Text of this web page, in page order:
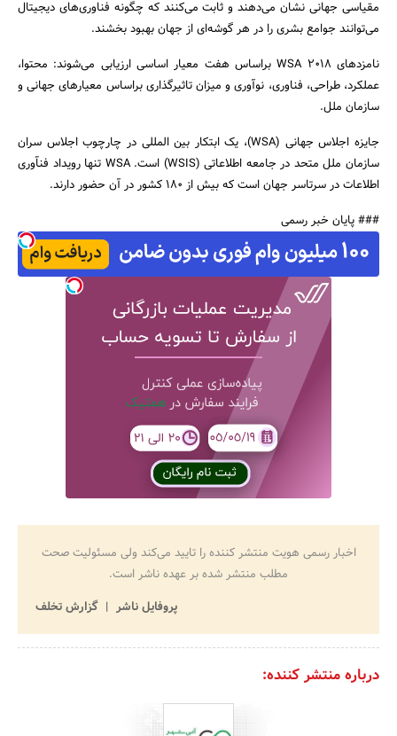
مقیاسی جهانی نشان می‌دهند و ثابت می‌کنند که چگونه فناوری‌های دیجیتال
می‌توانند جوامع بشری را در هر گوشه‌ای از جهان بهبود بخشند.
نامزدهای WSA 2018 براساس هفت معیار اساسی ارزیابی می‌شوند: محتوا،
عملکرد، طراحی، فناوری، نوآوری و میزان تاثیرگذاری براساس معیارهای جهانی و
سازمان ملل.
جایزه اجلاس جهانی (WSA)، یک ابتکار بین المللی در چارچوب اجلاس سران
سازمان ملل متحد در جامعه اطلاعاتی (WSIS) است. WSA تنها رویداد فنآوری
اطلاعات در سرتاسر جهان است که بیش از 180 کشور در آن حضور دارند.
### پایان خبر رسمی
اخبار رسمی هویت منتشر کننده را تایید می‌کند ولی مسئولیت صحت
مطلب منتشر شده بر عهده ناشر است.
پروفایل ناشر
گزارش تخلف
درباره منتشر کننده: